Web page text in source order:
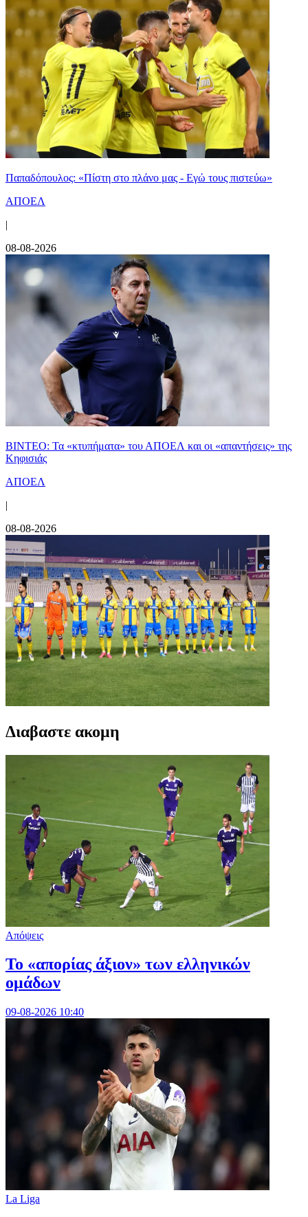
Παπαδόπουλος: «Πίστη στο πλάνο μας - Εγώ τους πιστεύω»
ΑΠΟΕΛ
|
08-08-2026
ΒΙΝΤΕΟ: Τα «κτυπήματα» του ΑΠΟΕΛ και οι «απαντήσεις» της
Κηφισιάς
ΑΠΟΕΛ
|
08-08-2026
Διαβαστε ακομη
Απόψεις
Το «απορίας άξιον» των ελληνικών
ομάδων
09-08-2026 10:40
La Liga